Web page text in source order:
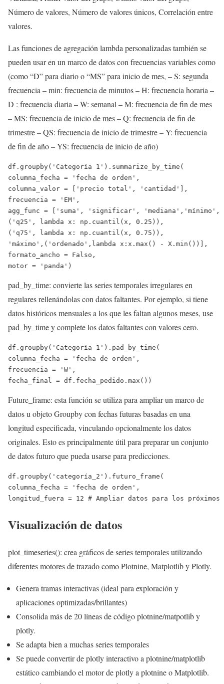
Número de valores, Número de valores únicos, Correlación entre
valores.
Las funciones de agregación lambda personalizadas también se
pueden usar en un marco de datos con frecuencias variables como
(como “D” para diario o “MS” para inicio de mes, – S: segunda
frecuencia – min: frecuencia de minutos – H: frecuencia horaria –
D : frecuencia diaria – W: semanal – M: frecuencia de fin de mes
– MS: frecuencia de inicio de mes – Q: frecuencia de fin de
trimestre – QS: frecuencia de inicio de trimestre – Y: frecuencia
de fin de año – YS: frecuencia de inicio de año)
df.groupby( 'Categoría 1' ).summarize_by_time(
columna_fecha =
'fecha de orden' ,
columna_valor = [
'precio total' , 'cantidad'
],
frecuencia =
'EM' ,
agg_func = [
'suma' , 'significar' , 'mediana' , 'mínimo' ,
( 'q25' , lambda x: np.cuantil(x, 0.25 )),
( 'q75' , lambda x: np.cuantil(x, 0.75
'máximo' ,( 'ordenado' , lambda x:x. max () - X. min ())],
formato_ancho = Falso ,
motor =
'panda' )
pad_by_time: convierte las series temporales irregulares en
regulares rellenándolas con datos faltantes. Por ejemplo, si tiene
datos históricos mensuales a los que les faltan algunos meses, use
pad_by_time y complete los datos faltantes con valores cero.
df.groupby( 'Categoría 1' ).pad_by_time(
columna_fecha =
'fecha de orden' ,
frecuencia =
'W' ,
fecha_final = df.fecha_pedido. max ())
Future_frame: esta función se utiliza para ampliar un marco de
datos u objeto Groupby con fechas futuras basadas en una
longitud especificada, vinculando opcionalmente los datos
originales. Esto es principalmente útil para preparar un conjunto
de datos futuro que pueda usarse para predicciones.
df.groupby( 'categoría_2' ).futuro_frame(
columna_fecha =
'fecha de orden' ,
longitud_fuera = 12 # Ampliar datos para los próximos
Visualización de datos
plot_timeseries(): crea gráficos de series temporales utilizando
diferentes motores de trazado como Plotnine, Matplotlib y Plotly.
Genera tramas interactivas (ideal para exploración y
aplicaciones optimizadas/brillantes)
Consolida más de 20 líneas de código plotnine/matpotlib y
plotly.
Se adapta bien a muchas series temporales
Se puede convertir de plotly interactivo a plotnine/matplotlib
estático cambiando el motor de plotly a plotnine o Matplotlib.